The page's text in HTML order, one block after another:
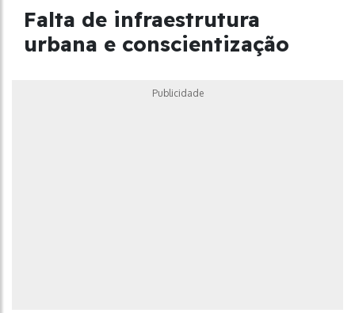
Falta de infraestrutura
urbana e conscientização
Publicidade